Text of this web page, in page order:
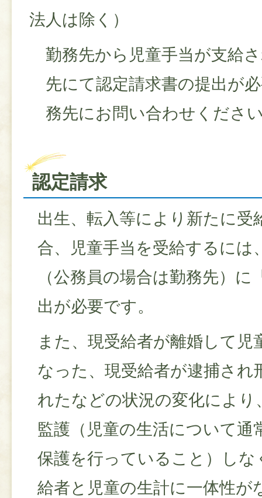
法人は除く）
勤務先から児童手当が支給
先にて認定請求書の提出が
務先にお問い合わせくださ
認定請求
出生、転入等により新たに受
合、児童手当を受給するには
（公務員の場合は勤務先）
出が必要です。
また、現受給者が離婚して
なった、現受給者が逮捕され
れたなどの状況の変化により
監護（児童の生活について通
保護を行っていること）しな
給者と児童の生計に一体性が